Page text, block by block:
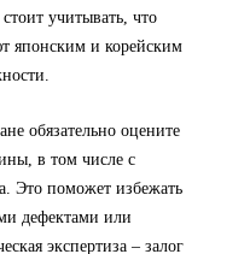
учитывать, что
японским и корейским
обязательно оцените
в том числе с
Это поможет избежать
дефектами или
экспертиза – залог